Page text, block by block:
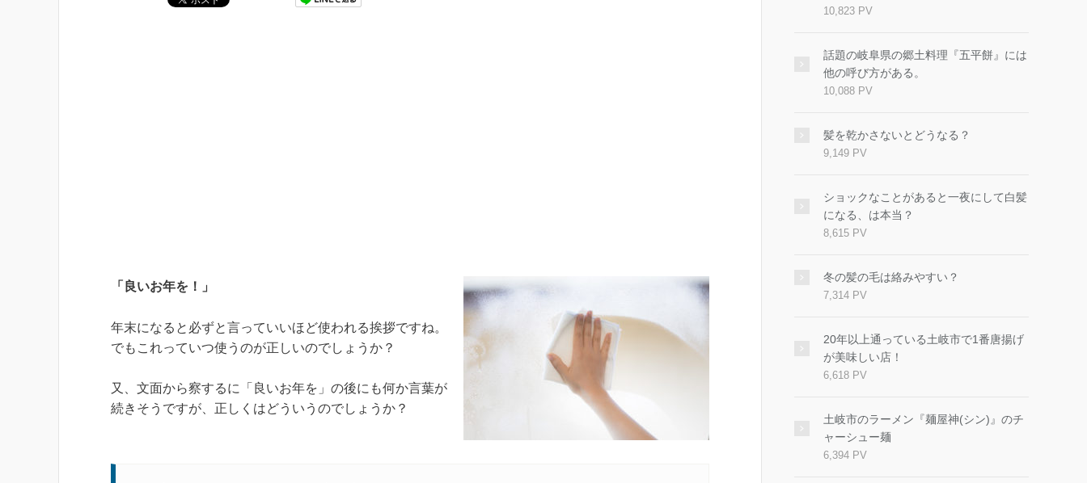
「良いお年を！」
年末になると必ずと言っていいほど使われる挨拶ですね。
でもこれっていつ使うのが正しいのでしょうか？
又、文面から察するに「良いお年を」の後にも何か言葉が
続きそうですが、正しくはどういうのでしょうか？
10,823 PV
話題の岐阜県の郷土料理『五平餅』には
他の呼び方がある。
10,088 PV
髪を乾かさないとどうなる？
9,149 PV
ショックなことがあると一夜にして白髪
になる、は本当？
8,615 PV
冬の髪の毛は絡みやすい？
7,314 PV
20年以上通っている土岐市で1番唐揚げ
が美味しい店！
6,618 PV
土岐市のラーメン『麺屋神(シン)』のチ
ャーシュー麺
6,394 PV